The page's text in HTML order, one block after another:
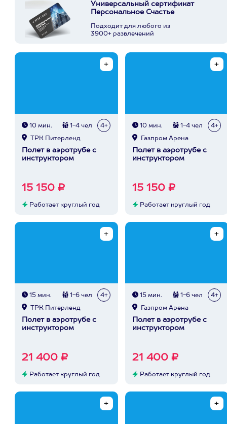
Универсальный сертификат
Персональное Счастье
Подходит для любого из
3900+ развлечений
10 мин. 1-4 чел 4+
ТРК Питерленд
Полет в аэротрубе с
инструктором
15 150 ₽
Работает круглый год
10 мин. 1-4 чел 4+
Газпром Арена
Полет в аэротрубе с
инструктором
15 150 ₽
Работает круглый год
15 мин. 1-6 чел 4+
ТРК Питерленд
Полет в аэротрубе с
инструктором
21 400 ₽
Работает круглый год
15 мин. 1-6 чел 4+
Газпром Арена
Полет в аэротрубе с
инструктором
21 400 ₽
Работает круглый год